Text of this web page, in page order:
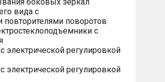
вида с
повторителями поворотов
с
электрической регулировкой
электрической регулировкой